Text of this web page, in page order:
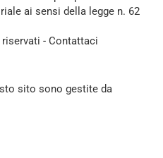
ai sensi della legge n. 62
- Contattaci
sito sono gestite da